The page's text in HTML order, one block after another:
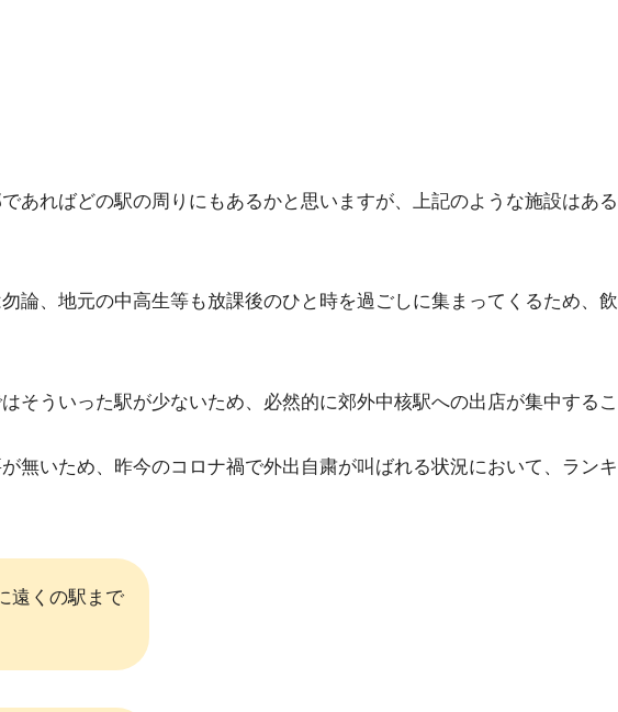
あればどの駅の周りにもあるかと思いますが、上記のような施設はあ
論、地元の中高生等も放課後のひと時を過ごしに集まってくるため、
そういった駅が少ないため、必然的に郊外中核駅への出店が集中するこ
無いため、昨今のコロナ禍で外出自粛が叫ばれる状況において、ラン
遠くの駅まで